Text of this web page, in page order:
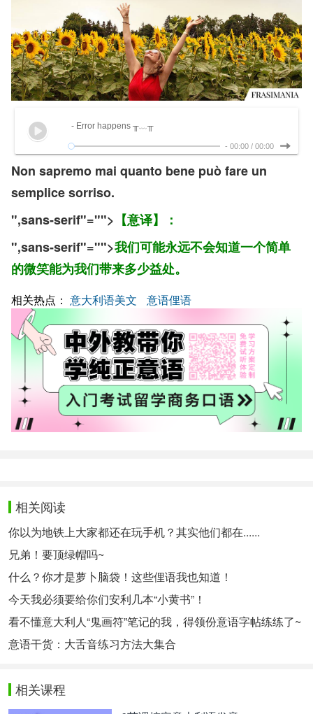
- Error happens ╥﹏╥
- 00:00 / 00:00
Non sapremo mai quanto bene può fare un
semplice sorriso.
",sans-serif"=""> 【意译】：
",sans-serif"="">我们可能永远不会知道一个简单
的微笑能为我们带来多少益处。
相关热点： 意大利语美文 意语俚语
相关阅读
你以为地铁上大家都还在玩手机？其实他们都在......
兄弟！要顶绿帽吗~
什么？你才是萝卜脑袋！这些俚语我也知道！
今天我必须要给你们安利几本“小黄书”！
看不懂意大利人“鬼画符”笔记的我，得领份意语字帖练练了~
意语干货：大舌音练习方法大集合
相关课程